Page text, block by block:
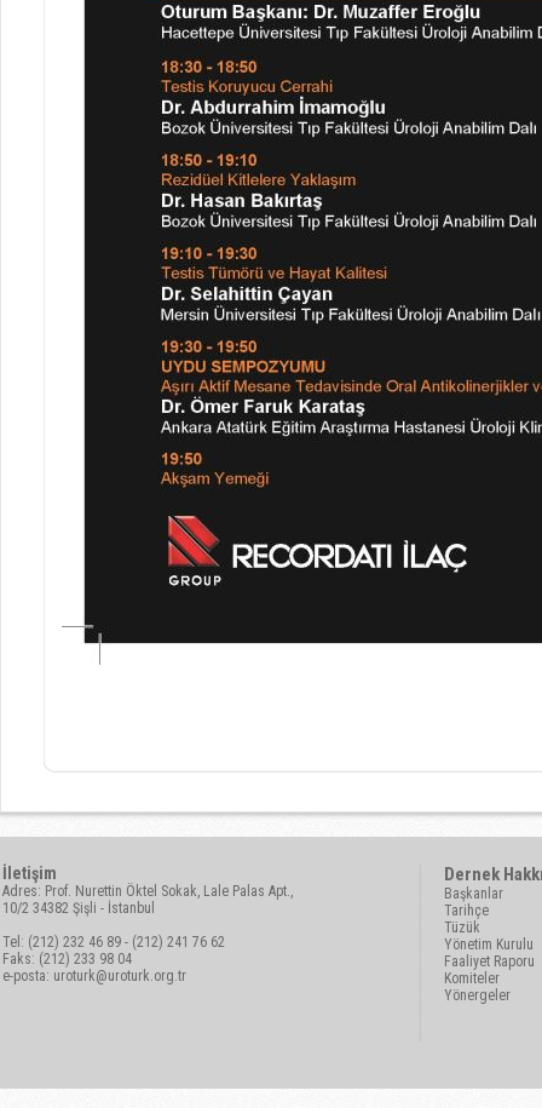
İletişim
Adres: Prof. Nurettin Öktel Sokak, Lale Palas Apt.,
10/2 34382 Şişli - İstanbul
Tel: (212) 232 46 89 - (212) 241 76 62
Faks: (212) 233 98 04
e-posta: uroturk@uroturk.org.tr
Dernek
Başkanlar
Tarihçe
Tüzük
Yönetim Kurulu
Faaliyet Raporu
Komiteler
Yönergeler